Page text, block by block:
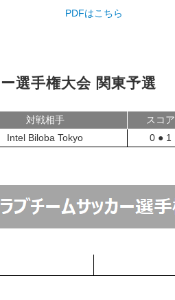
PDFはこちら
選手権大会 関東予選
対戦相手 スコア
Intel Biloba Tokyo 0 ● 1